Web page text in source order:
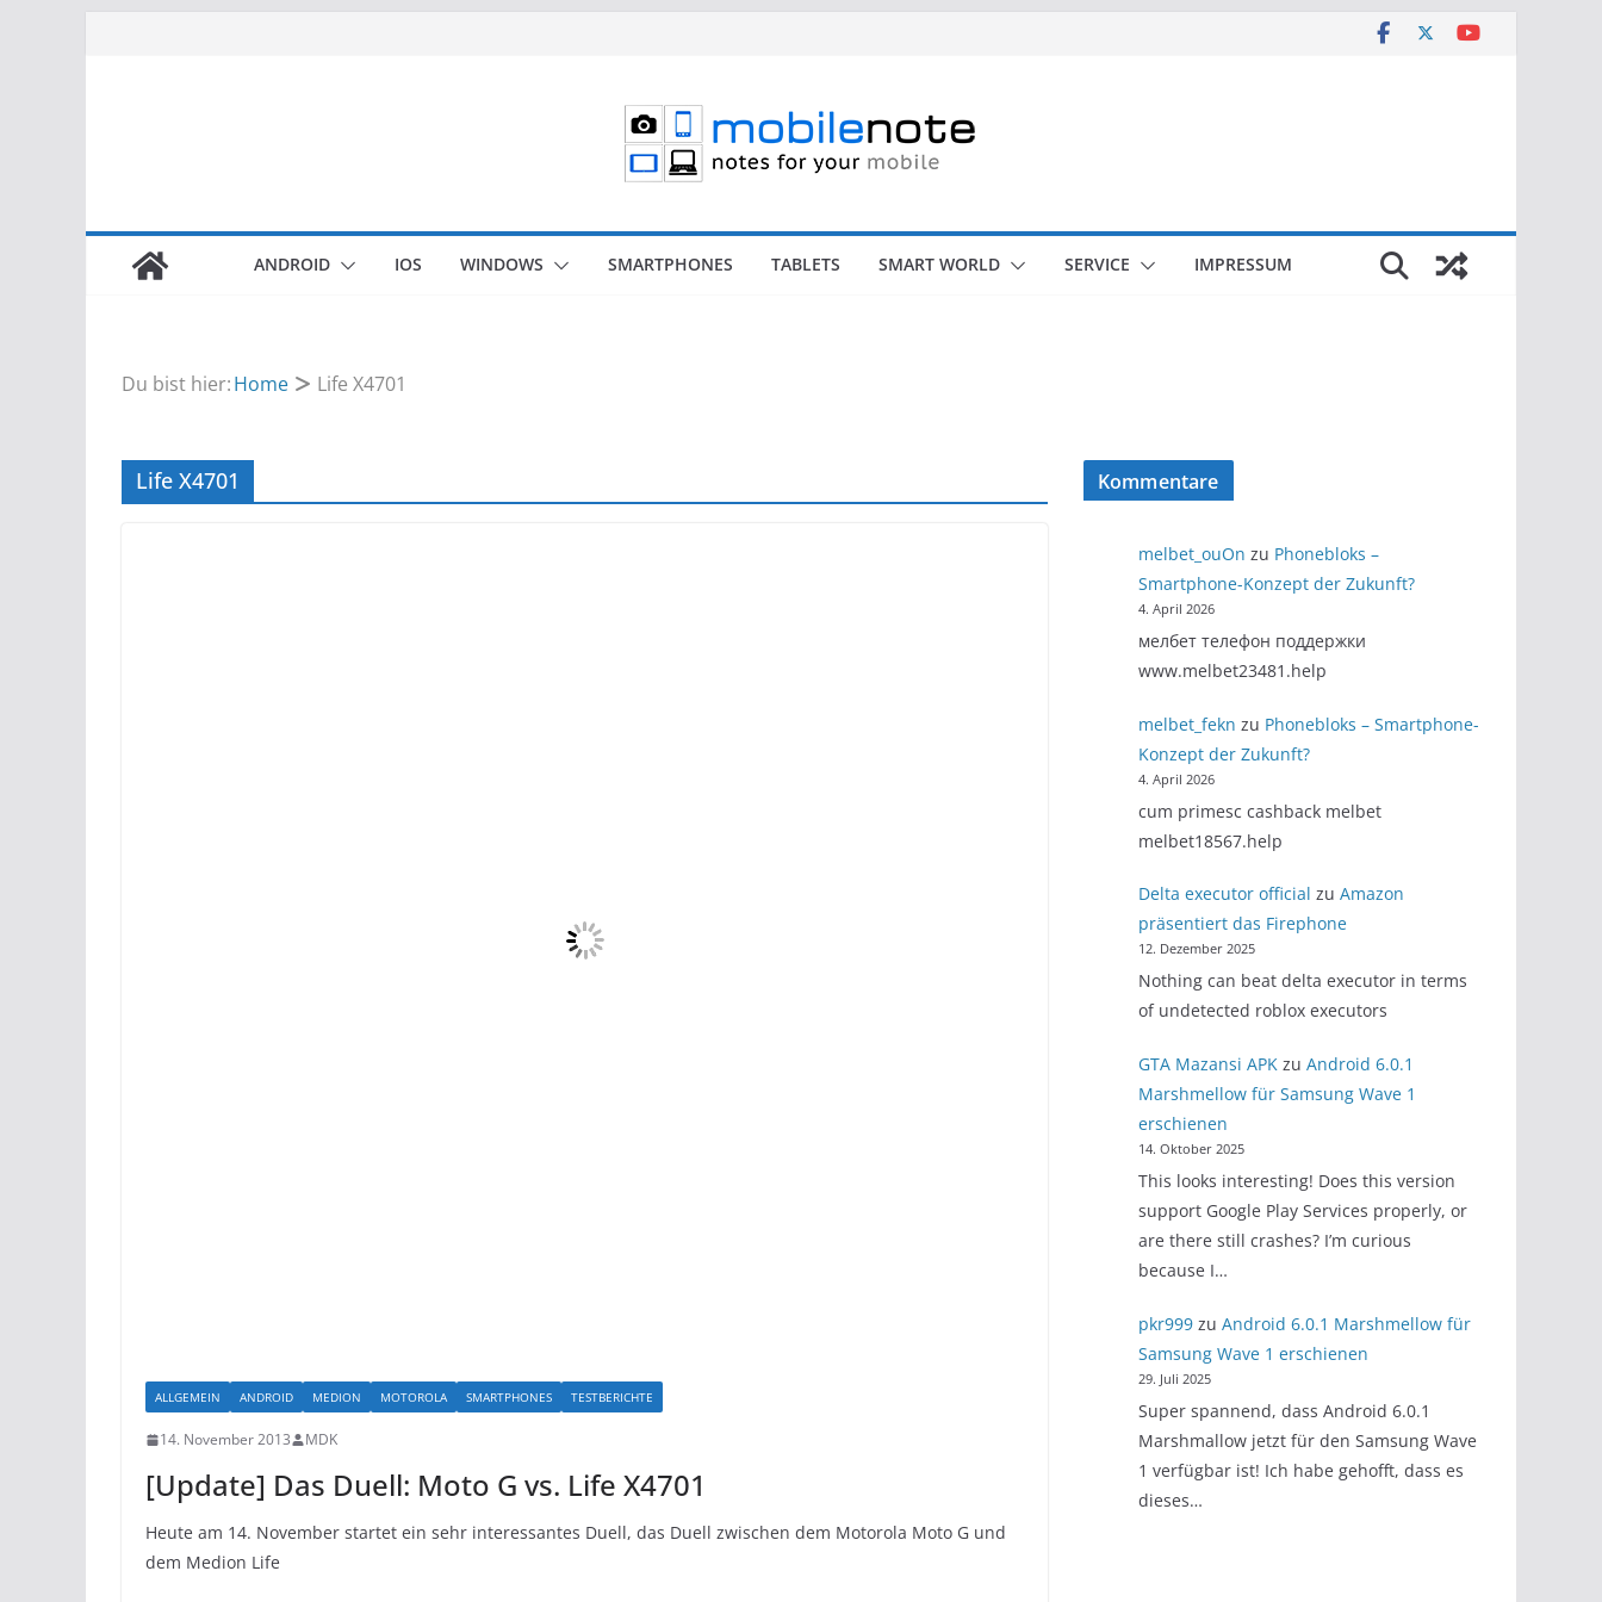
ANDROID IOS WINDOWS SMARTPHONES TABLETS SMART WORLD SERVICE IMPRESSUM
Du bist hier:Home Life X4701
Life X4701
ALLGEMEIN ANDROID MEDION MOTOROLA SMARTPHONES TESTBERICHTE
14. November 2013 MDK
[Update] Das Duell: Moto G vs. Life X4701
Heute am 14. November startet ein sehr interessantes Duell, das Duell zwischen dem Motorola Moto G und
dem Medion Life
Kommentare
melbet_ouOn zu Phonebloks –
Smartphone-Konzept der Zukunft?
4. April 2026
мелбет телефон поддержки
www.melbet23481.help
melbet_fekn zu Phonebloks – Smartphone-
Konzept der Zukunft?
4. April 2026
cum primesc cashback melbet
melbet18567.help
Delta executor official zu Amazon
präsentiert das Firephone
12. Dezember 2025
Nothing can beat delta executor in terms
of undetected roblox executors
GTA Mazansi APKzu Android 6.0.1
Marshmellow für Samsung Wave 1
erschienen
14. Oktober 2025
This looks interesting! Does this version
support Google Play Services properly, or
are there still crashes? I’m curious
because I…
pkr999zu Android 6.0.1 Marshmellow für
Samsung Wave 1 erschienen
29. Juli 2025
Super spannend, dass Android 6.0.1
Marshmallow jetzt für den Samsung Wave
1 verfügbar ist! Ich habe gehofft, dass es
dieses…